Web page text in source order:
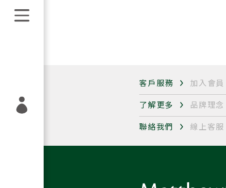
客戶服務 加入會員
了解更多 品牌理念
聯絡我們 線上客服